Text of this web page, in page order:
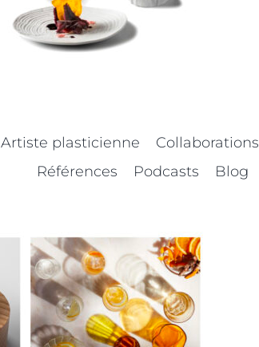
Artiste plasticienne Collaborations
Références
Podcasts Blog